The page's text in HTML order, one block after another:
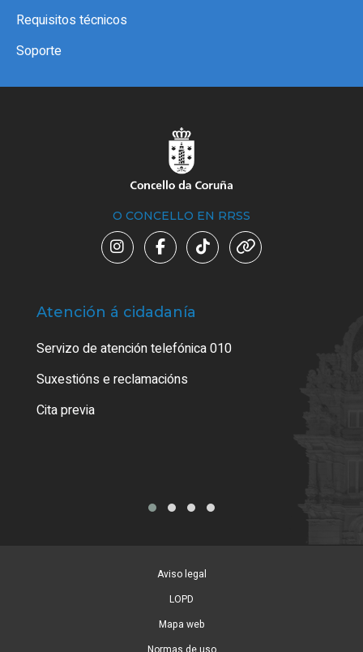
Requisitos técnicos
Soporte
O CONCELLO EN RRSS
Atención á cidadanía
Servizo de atención telefónica 010
Suxestións e reclamacións
Cita previa
Aviso legal
LOPD
Mapa web